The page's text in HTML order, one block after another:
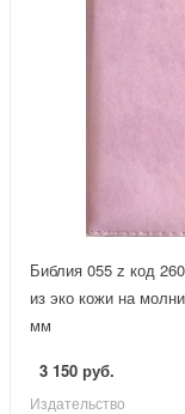
Библия 055 z код
из эко кожи на
мм
3 150 руб.
Издательство